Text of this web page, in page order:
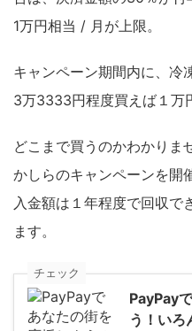
1万円相当 / 月が上限。
キャンペーン期間内に、冷
3万3333円程度買えば１万
どこまで買うのかわかりま
かしらのキャンペーンを開
入金額は１年程度で回収で
ます。
チェック
PayPay
う！いろ